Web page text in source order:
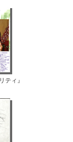
ティ』